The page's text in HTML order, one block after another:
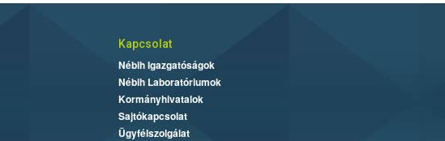
Kapcsolat
Nébih Igazgatóságok
Nébih Laboratóriumok
Kormányhivatalok
Sajtókapcsolat
Ügyfélszolgálat